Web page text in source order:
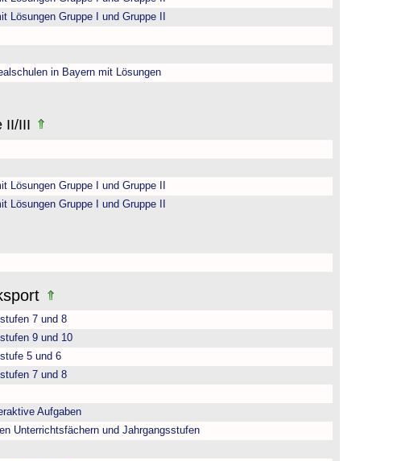
Lösungen Gruppe I und Gruppe II
in Bayern mit Lösungen
II/III
Lösungen Gruppe I und Gruppe II
Lösungen Gruppe I und Gruppe II
7 und 8
9 und 10
5 und 6
7 und 8
Aufgaben
Unterrichtsfächern und Jahrgangsstufen